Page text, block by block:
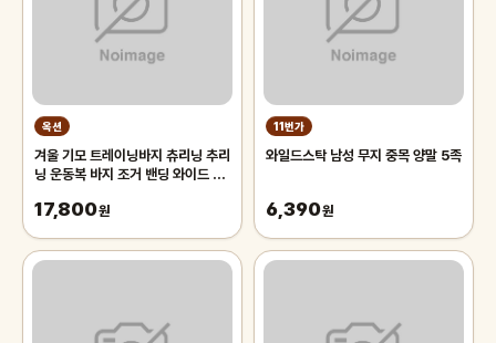
옥션
겨울 기모 트레이닝바지 츄리닝 추리
닝 운동복 바지 조거 밴딩 와이드 팬
17,800원
11번가
와일드스탁 남성 무지 중목 양말 5족
6,390원